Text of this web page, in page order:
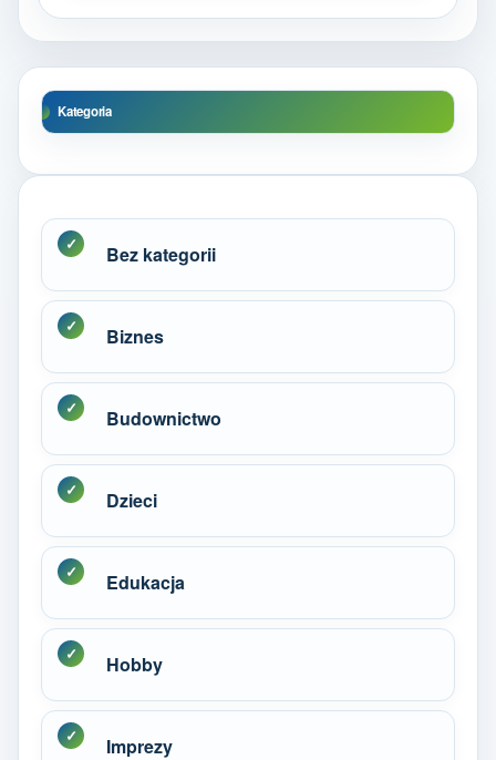
Kategoria
Bez kategorii
Biznes
Budownictwo
Dzieci
Edukacja
Hobby
Imprezy